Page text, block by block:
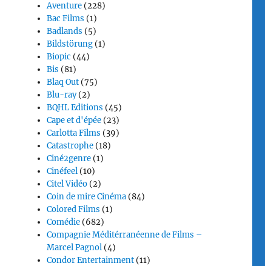
Aventure (228)
Bac Films (1)
Badlands (5)
Bildstörung (1)
Biopic (44)
Bis (81)
Blaq Out (75)
Blu-ray(2)
BQHL Editions (45)
Cape et d'épée (23)
Carlotta Films (39)
Catastrophe (18)
Ciné2genre (1)
Cinéfeel (10)
Citel Vidéo (2)
Coin de mire Cinéma (84)
Colored Films (1)
Comédie (682)
Compagnie Méditérranéenne de Films –
Marcel Pagnol (4)
Condor Entertainment (11)